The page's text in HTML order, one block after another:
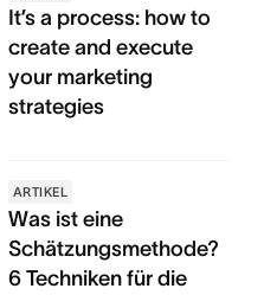
It’s a process: how to
create and execute
your marketing
strategies
ARTIKEL
Was ist eine
Schätzungsmethode?
6 Techniken für die